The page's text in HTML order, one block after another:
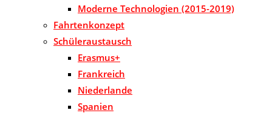
Moderne Technologien (2015-2019)
Fahrtenkonzept
Schüleraustausch
Erasmus+
Frankreich
Niederlande
Spanien